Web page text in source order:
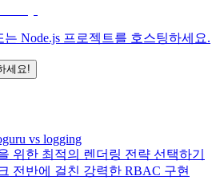
는 Node.js 프로젝트를 호스팅하세요.
세요!
vs logging
위한 최적의 렌더링 전략 선택하기
전반에 걸친 강력한 RBAC 구현